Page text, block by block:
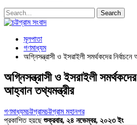
মূলপাতা
গণমাধ্যম
অগ্নিসন্ত্রাসী ও ইসরাইলী সমর্থকদের
অগ্নিসন্ত্রাসী ও ইসরাইলী
আহ্বান তথ্যমন্ত্রীর
গণমাধ্যমচট্টগ্রামচট্টগ্রাম মহানগর
প্রকাশিত হয়ছেশুক্রবার, ২৪ নভেম্বর, ২০২৩ ইং